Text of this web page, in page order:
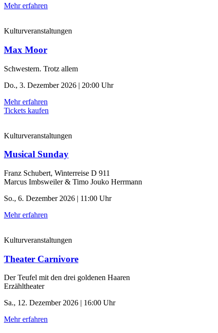
Mehr erfahren
Kulturveranstaltungen
Max Moor
Schwestern. Trotz allem
Do., 3. Dezember 2026 | 20:00 Uhr
Mehr erfahren
Tickets kaufen
Kulturveranstaltungen
Musical Sunday
Franz Schubert, Winterreise D 911
Marcus Imbsweiler & Timo Jouko Herrmann
So., 6. Dezember 2026 | 11:00 Uhr
Mehr erfahren
Kulturveranstaltungen
Theater Carnivore
Der Teufel mit den drei goldenen Haaren
Erzähltheater
Sa., 12. Dezember 2026 | 16:00 Uhr
Mehr erfahren